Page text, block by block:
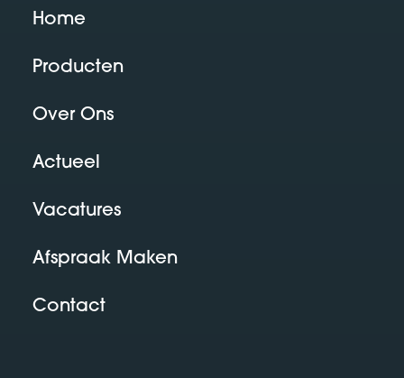
Home
Producten
Over Ons
Actueel
Vacatures
Afspraak Maken
Contact